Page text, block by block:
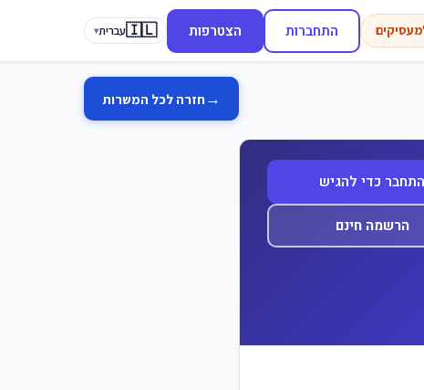
התחברות הצטרפות 🇮🇱עברית▾
→חזרה לכל המשרות
התחבר כדי להגיש
הרשמה חינם